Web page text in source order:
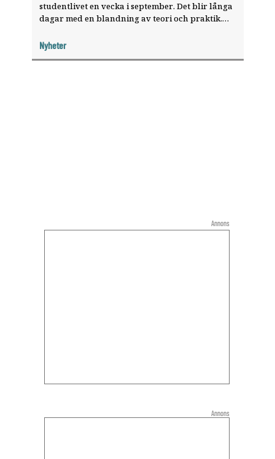
studentlivet en vecka i september. Det blir långa
dagar med en blandning av teori och praktik.
Nyheter
Annons
Annons